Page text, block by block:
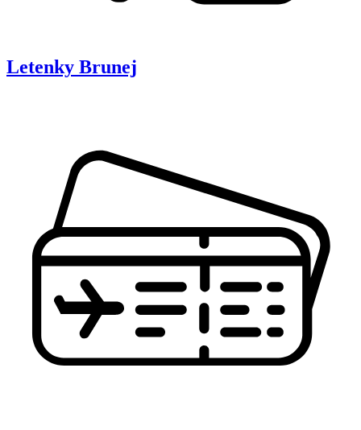
Letenky Brunej